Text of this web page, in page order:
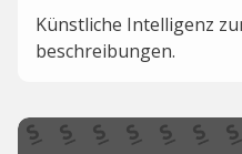
Künstliche Intelligenz
beschreibungen.